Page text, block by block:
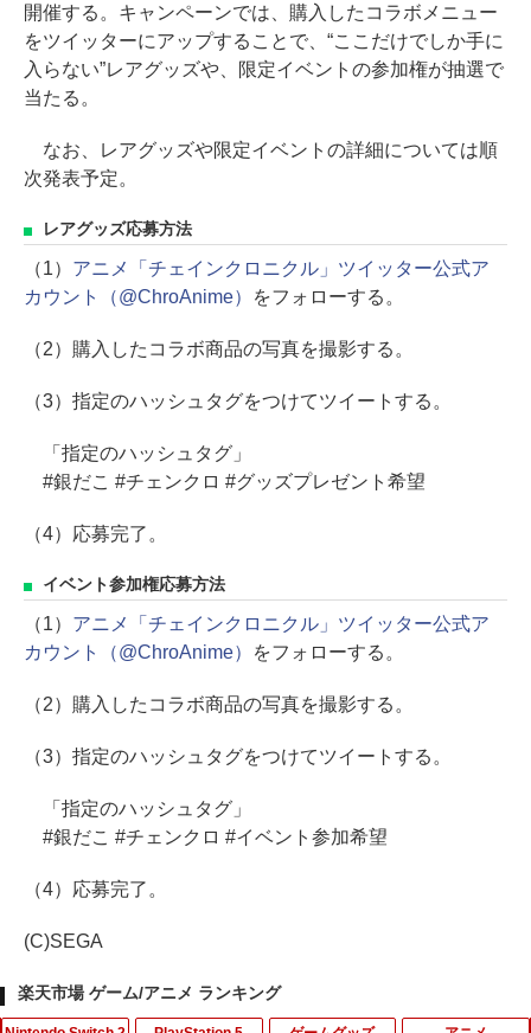
開催する。キャンペーンでは、購入したコラボメニュー
をツイッターにアップすることで、“ここだけでしか手に
入らない”レアグッズや、限定イベントの参加権が抽選で
当たる。
なお、レアグッズや限定イベントの詳細については順
次発表予定。
レアグッズ応募方法
（1） アニメ「チェインクロニクル」ツイッター公式ア
カウント（@ChroAnime）
をフォローする。
（2）購入したコラボ商品の写真を撮影する。
（3）指定のハッシュタグをつけてツイートする。
「指定のハッシュタグ」
#銀だこ #チェンクロ #グッズプレゼント希望
（4）応募完了。
イベント参加権応募方法
（1） アニメ「チェインクロニクル」ツイッター公式ア
カウント（@ChroAnime）
をフォローする。
（2）購入したコラボ商品の写真を撮影する。
（3）指定のハッシュタグをつけてツイートする。
「指定のハッシュタグ」
#銀だこ #チェンクロ #イベント参加希望
（4）応募完了。
(C)SEGA
楽天市場 ゲーム/アニメ ランキング